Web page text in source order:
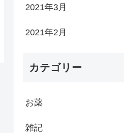
2021年3月
2021年2月
カテゴリー
お薬
雑記